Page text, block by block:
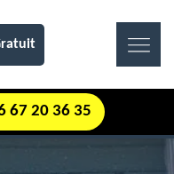
67 20 36 35